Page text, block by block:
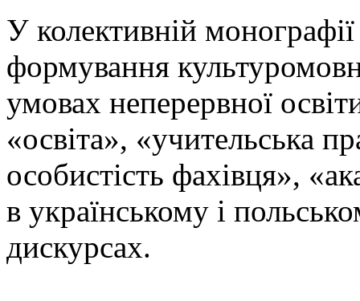
У колективній
формування
умовах неперервної
«освіта», «учительська
особистість фахівця»,
в українському і
дискурсах.